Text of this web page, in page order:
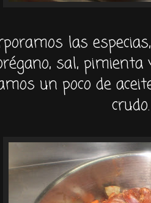
las
sal,
un poco de
crudo.